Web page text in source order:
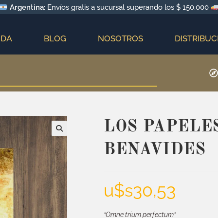
Argentina:Envíos gratis a sucursal superando los $ 150.000
BLOG NOSOTROS
LOS
BENAVIDES
u$s30,53
“Omne trium perfectum”